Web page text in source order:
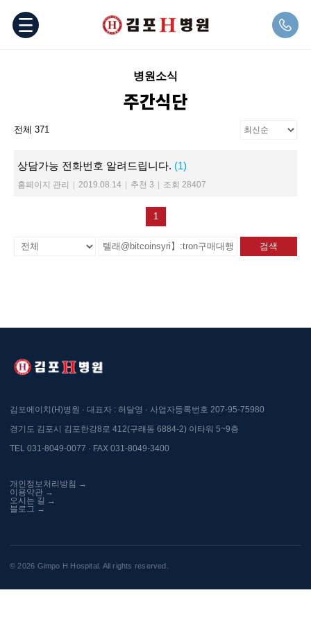
병원소식
주간식단
전체 371
상담가능 전화번호 알려드립니다. (1)
홈페이지 관리 2019.08.14 추천 3 조회 28407
1
검색
김포에이치(H)병원 · 대표자 : 허달영 · 사업자등록번호 207-95-75980
경기도 김포시 김포한강8로 412(구래동 6884-2) 이타워 5~9층
TEL 031-8049-0077 · FAX 031-8049-3400
개인정보처리방침 →
이용약관 →
오시는 길 →
블로그 →
© 2026 Gimpo H Hospital. All rights reserved.